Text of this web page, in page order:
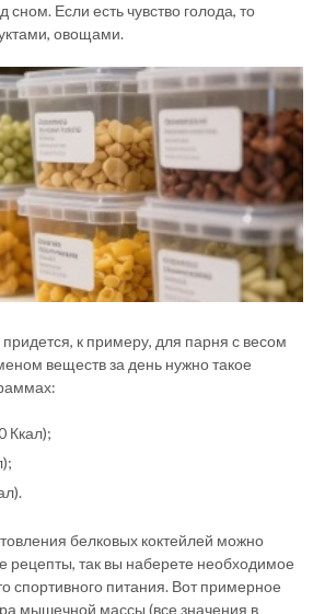
сном. Если есть чувство голода, то
овощами.
к примеру, для парня с весом
веществ за день нужно такое
Ккал);
белковых коктейлей можно
рецепты, так вы наберете необходимое
спортивного питания. Вот примерное
мышечной массы (все значения в